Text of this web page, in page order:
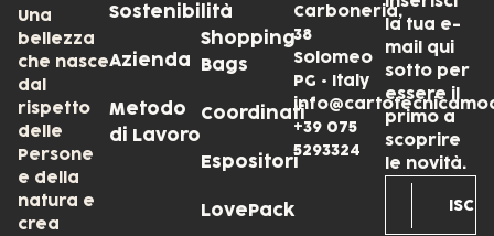
Una
bellezza
che nasce
dal
rispetto
delle
Persone
e della
natura e
crea
Sostenibilità
Azienda
Metodo
di Lavoro
Shopping
Bags
Coordinati
Espositori
LovePack
Carboneria,
38
Solomeo
PG • Italy
+39 075
5293324
la tua e-
mail qui
sotto per
essere il
primo a
scoprire
le novità.